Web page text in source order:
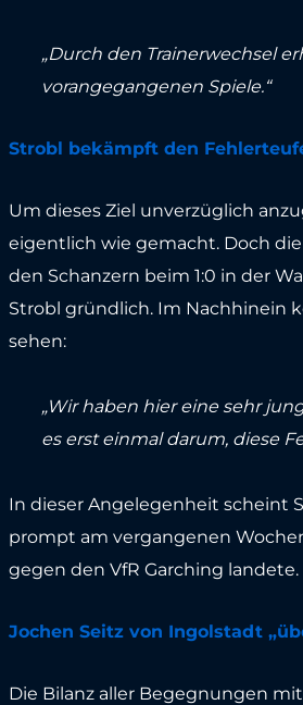
„Durch den Trainerwechsel
vorangegangenen Spiele.“
Strobl bekämpft den
Um dieses Ziel unverzüglich
eigentlich wie gemacht. Doch
den Schanzern beim 1:0 in der
Strobl gründlich. Im Nachhinein
sehen:
„Wir haben hier eine sehr
es erst einmal darum, diese
In dieser Angelegenheit scheint
prompt am vergangenen
gegen den VfR Garching
Jochen Seitz von Ingolstadt
Die Bilanz aller Begegnungen